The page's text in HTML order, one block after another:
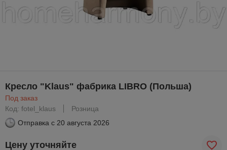
Кресло "Klaus" фабрика LIBRO (Польша)
Под заказ
Код: fotel_klaus
Розница
Отправка с 20 августа 2026
Цену уточняйте